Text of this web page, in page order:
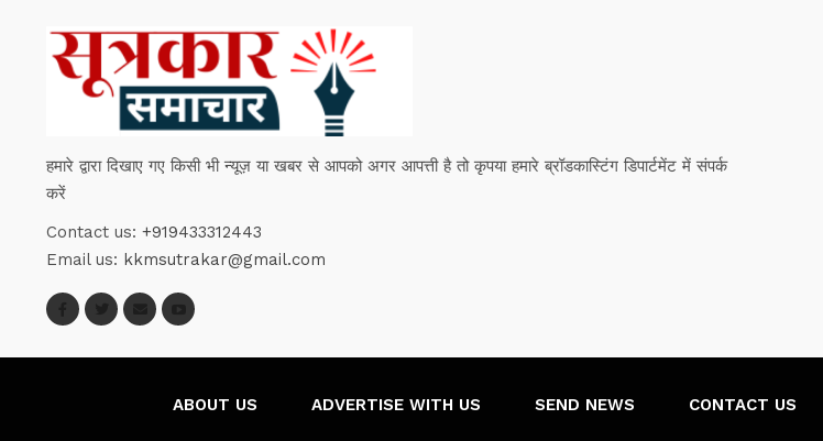
हमारे द्वारा दिखाए गए किसी भी न्यूज़ या खबर से आपको अगर आपत्ती है तो कृपया हमारे ब्रॉडकास्टिंग डिपार्टमेंट में संपर्क
करें
Contact us: +919433312443
Email us: kkmsutrakar@gmail.com
ABOUT US ADVERTISE WITH US SEND NEWS CONTACT US